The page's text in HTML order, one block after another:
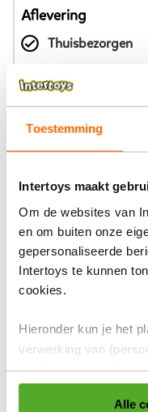
Toestemming
Intertoys maakt
Om de websites van
en om buiten onze
gepersonaliseerde
Intertoys te kunnen
cookies.
Hieronder kun je het
verwerking van
cookies voor eerder
verzameld
Alle
van
dit
product
is
9,99
euro.
Aflevering
Thuisbezorgen
Ophalen in de
In
Op werkdagen
Al voor 4,99
Productomschrijving
Specificaties